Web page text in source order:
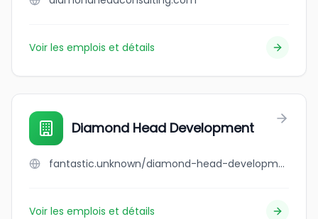
Voir les emplois et détails
Diamond Head Development
fantastic.unknown/diamond-head-development
Voir les emplois et détails